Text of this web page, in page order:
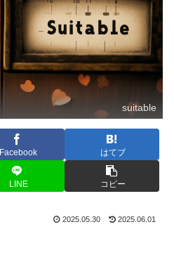
suitable
Facebook はてブ
LINE コピー
2025.05.30 2025.06.01